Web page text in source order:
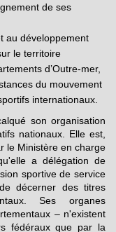
de ses
au développement
le territoire
d’Outre-mer,
du mouvement
internationaux.
son organisation
nationaux. Elle est,
le Ministère en charge
a délégation de
sportive de service
décerner des titres
Ses organes
– n'existent
fédéraux que par la